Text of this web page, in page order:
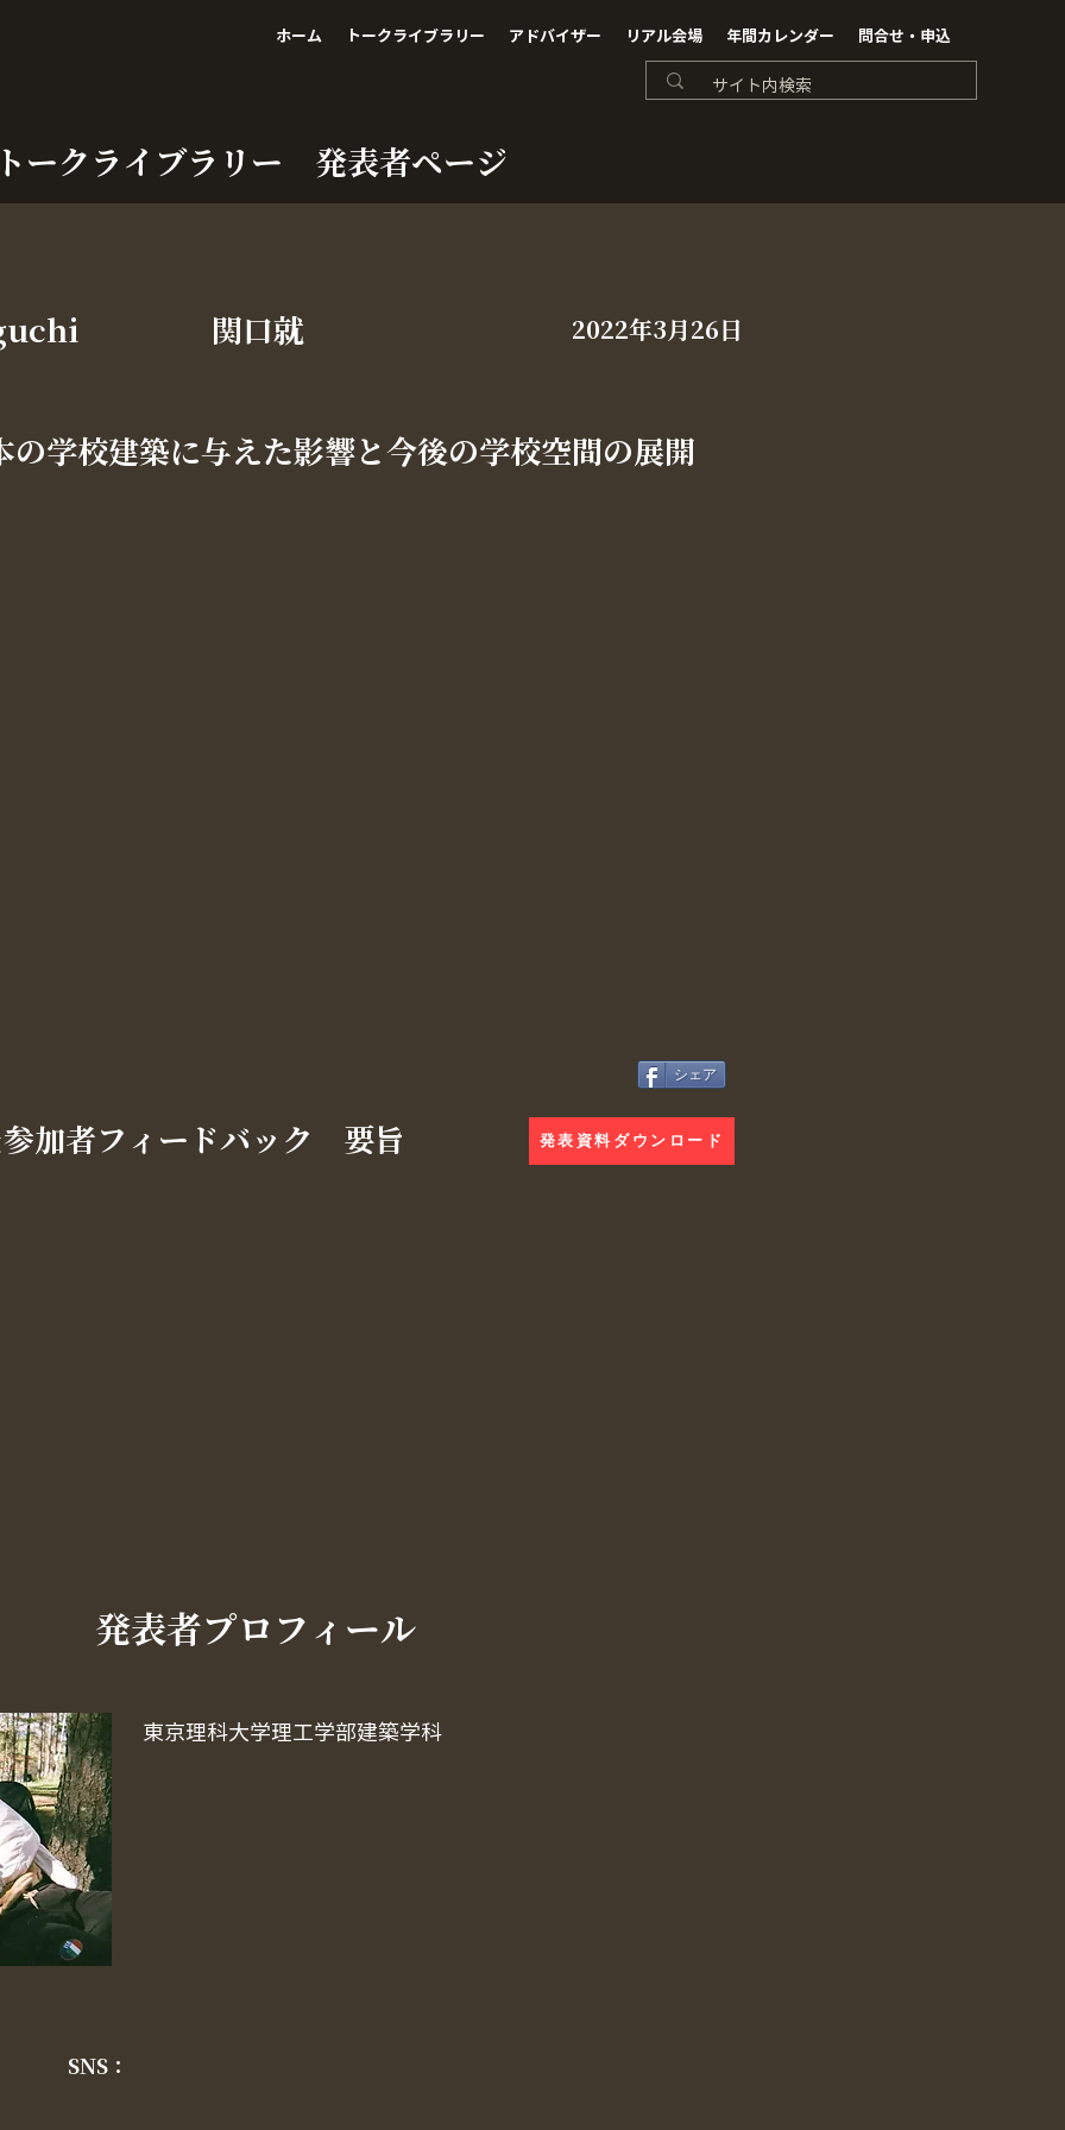
ホーム トークライブラリー アドバイザー リアル会場 年間カレンダー 問合せ・申込
ークライブラリー 発表者ページ
関口就 2022年3月26日
学校建築に与えた影響と今後の学校空間の展開
加者フィードバック 要旨
シェア
発表資料ダウンロード
​発表者プロフィール
東京理科大学理工学部建築学科
SNS：